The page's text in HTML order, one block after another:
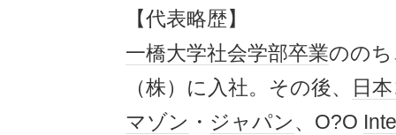
【代表略歴】
一橋大学社会学部卒業のの
（株）に入社。その後、
日
マゾン ・ ジャパン、O?O